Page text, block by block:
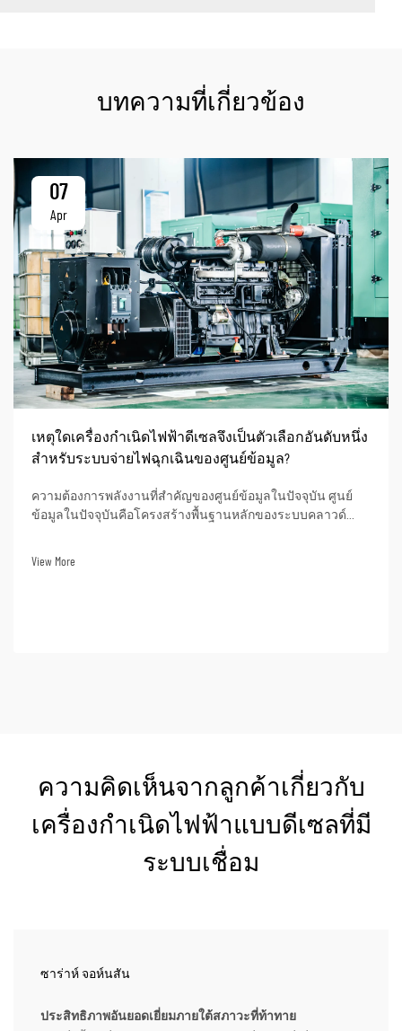
บทความที่เกี่ยวข้อง
07
Apr
เหตุใดเครื่องกำเนิดไฟฟ้าดีเซลจึงเป็นตัวเลือกอันดับหนึ่ง
สำหรับระบบจ่ายไฟฉุกเฉินของศูนย์ข้อมูล?
ความต้องการพลังงานที่สำคัญของศูนย์ข้อมูลในปัจจุบัน ศูนย์
ข้อมูลในปัจจุบันคือโครงสร้างพื้นฐานหลักของระบบคลาวด์
View More
ความคิดเห็นจากลูกค้าเกี่ยวกับ
เครื่องกำเนิดไฟฟ้าแบบดีเซลที่มี
ระบบเชื่อม
ซาร่าห์ จอห์นสัน
ประสิทธิภาพอันยอดเยี่ยมภายใต้สภาวะที่ท้าทาย